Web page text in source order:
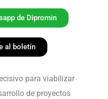
de Dipromin
al boletín
para viabilizar
de proyectos